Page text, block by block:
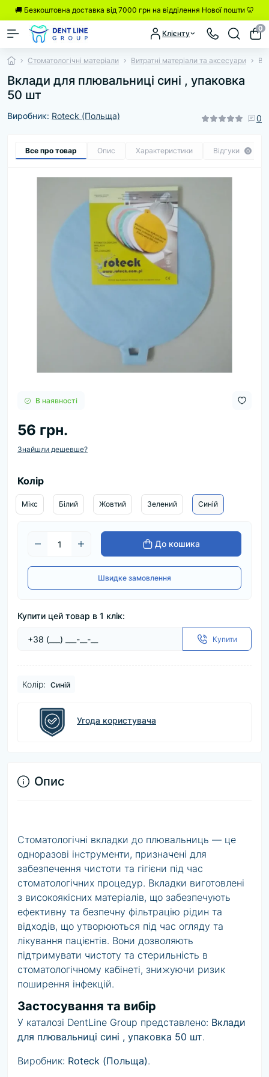
🚚 Безкоштовна доставка від 7000 грн на відділення Нової пошти 🦷
Клієнту
0
Стоматологічні матеріали Витратні матеріали та аксесуари
Вклади для плювальниці сині , упаковка
50 шт
Виробник: Roteck (Польща) 0
Все про товар Опис Характеристики Відгуки 0
В наявності
56 грн.
Знайшли дешевше?
Колір
Мікс Білий Жовтий Зелений Синій
До кошика
Швидке замовлення
Купити цей товар в 1 клік:
Купити
Колір: Синій
Угода користувача
Опис
Стоматологічні вкладки до плювальниць — це
одноразові інструменти, призначені для
забезпечення чистоти та гігієни під час
стоматологічних процедур. Вкладки виготовлені
з високоякісних матеріалів, що забезпечують
ефективну та безпечну фільтрацію рідин та
відходів, що утворюються під час огляду та
лікування пацієнтів. Вони дозволяють
підтримувати чистоту та стерильність в
стоматологічному кабінеті, знижуючи ризик
поширення інфекцій.
Застосування та вибір
У каталозі DentLine Group представлено: Вклади
для плювальниці сині , упаковка 50 шт.
Виробник: Roteck (Польща).